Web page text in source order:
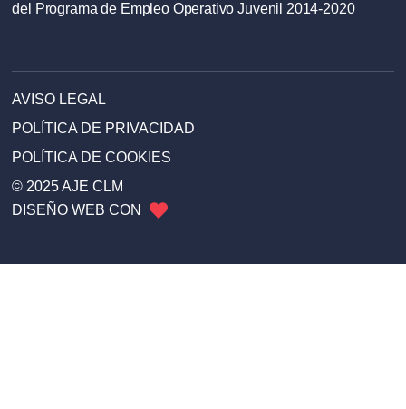
del Programa de Empleo Operativo Juvenil 2014-2020
AVISO LEGAL
POLÍTICA DE PRIVACIDAD
POLÍTICA DE COOKIES
© 2025 AJE CLM
DISEÑO WEB CON